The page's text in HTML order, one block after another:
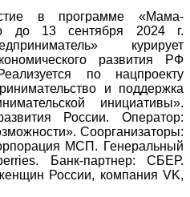
в программе «Мама-
до 13 сентября 2024 г.
курирует
развития РФ
по нацпроекту
и поддержка
инициативы».
России. Оператор:
Соорганизаторы:
МСП. Генеральный
Банк-партнер: СБЕР.
России, компания VK,